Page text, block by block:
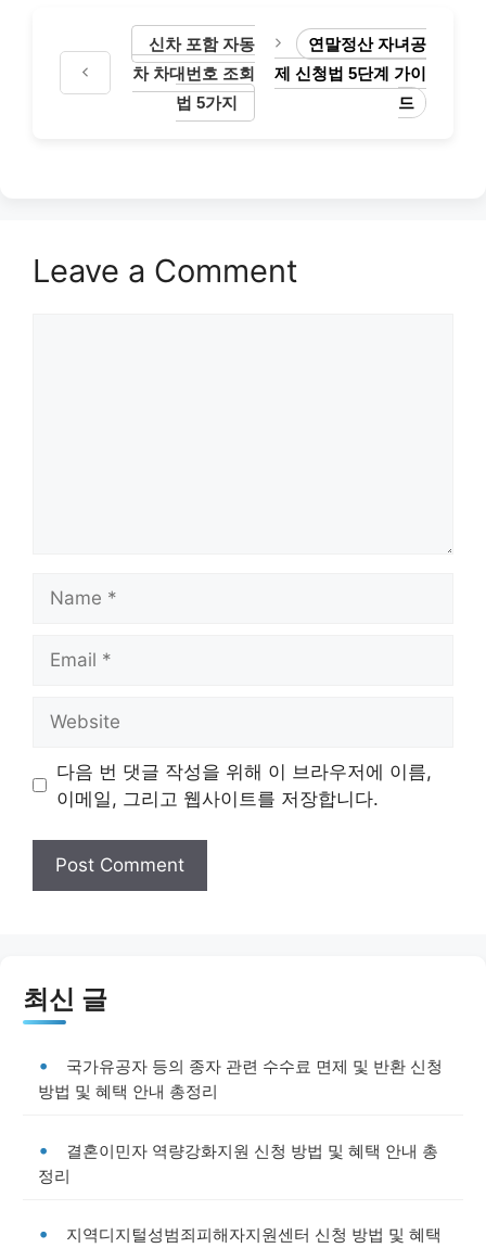
신차 포함 자동
차 차대번호 조회
법 5가지
연말정산 자녀공
제 신청법 5단계 가이
드
Leave a Comment
다음 번 댓글 작성을 위해 이 브라우저에 이름,
이메일, 그리고 웹사이트를 저장합니다.
최신 글
국가유공자 등의 종자 관련 수수료 면제 및 반환 신청
방법 및 혜택 안내 총정리
결혼이민자 역량강화지원 신청 방법 및 혜택 안내 총
정리
지역디지털성범죄피해자지원센터 신청 방법 및 혜택